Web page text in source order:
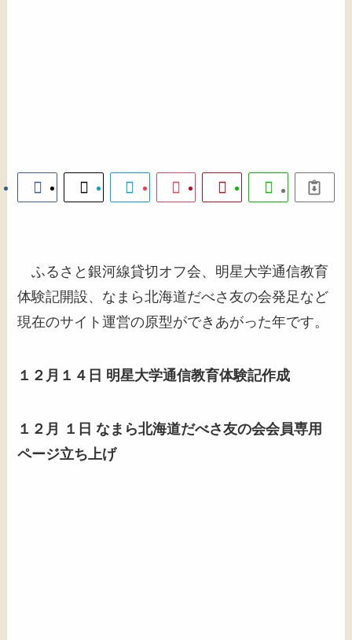
ふるさと銀河線貸切オフ会、明星大学通信教育
体験記開設、なまら北海道だべさ友の会発足など
現在のサイト運営の原型ができあがった年です。
１２月１４日 明星大学通信教育体験記作成
１２月 １日 なまら北海道だべさ友の会会員専用
ページ立ち上げ